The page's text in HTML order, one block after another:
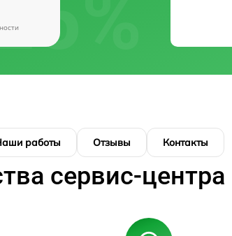
работы Отзывы Контакты
сервис-центра